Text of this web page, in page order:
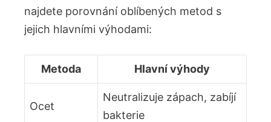
najdete porovnání oblíbených metod s
jejich hlavními výhodami:
Metoda Hlavní výhody
Ocet
Neutralizuje zápach, zabíjí
bakterie